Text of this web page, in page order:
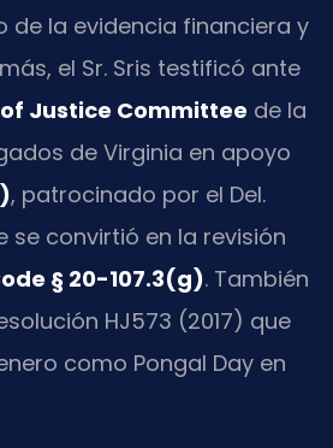
de la evidencia financiera y
el Sr. Sris testificó ante
Justice Committee de la
de Virginia en apoyo
, patrocinado por el Del.
se convirtió en la revisión
§ 20-107.3(g). También
HJ573 (2017) que
como Pongal Day en